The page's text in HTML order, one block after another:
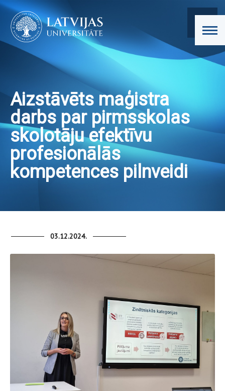
Aizstāvēts maģistra
darbs par pirmsskolas
skolotāju efektīvu
profesionālās
kompetences pilnveidi
03.12.2024.